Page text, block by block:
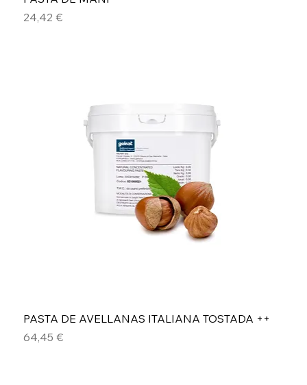
Precio
24,42 €
PASTA DE AVELLANAS ITALIANA TOSTADA ++
Precio
64,45 €